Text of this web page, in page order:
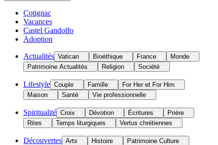
Cotignac
Vacances
Castel Gandolfo
Adoption
Actualités Vatican Bioéthique France
Monde
Patrimoine Actualités
Religion Société
Lifestyle Couple Famille
For Her et For Him
Maison
Santé Vie professionnelle
Spiritualité Croix Dévotion Écritures
Prière
Rites
Temps liturgiques Vertus chrétiennes
Découvertes Arts Histoire
Patrimoine Culture